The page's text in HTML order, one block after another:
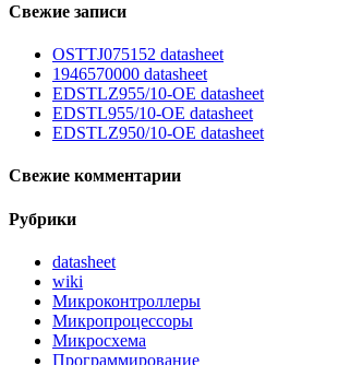
Свежие записи
OSTTJ075152 datasheet
1946570000 datasheet
EDSTLZ955/10-OE datasheet
EDSTL955/10-OE datasheet
EDSTLZ950/10-OE datasheet
Свежие комментарии
Рубрики
datasheet
wiki
Микроконтроллеры
Микропроцессоры
Микросхема
Программирование